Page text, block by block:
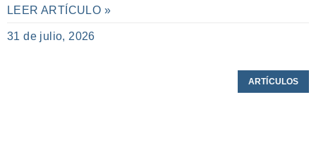
LEER ARTÍCULO »
31 de julio, 2026
ARTÍCULOS